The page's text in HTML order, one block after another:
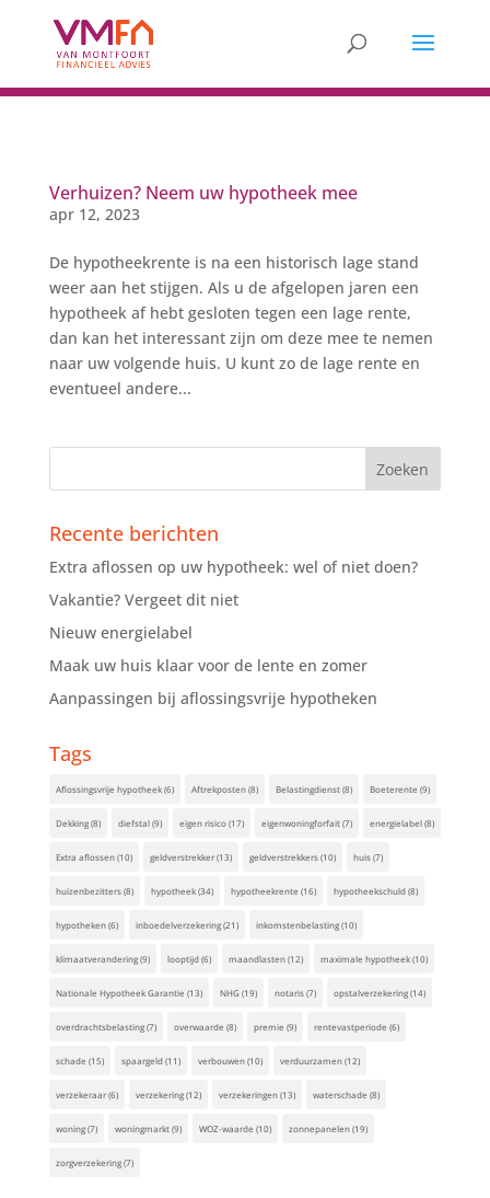
Verhuizen? Neem uw hypotheek mee
apr 12, 2023
De hypotheekrente is na een historisch lage stand
weer aan het stijgen. Als u de afgelopen jaren een
hypotheek af hebt gesloten tegen een lage rente,
dan kan het interessant zijn om deze mee te nemen
naar uw volgende huis. U kunt zo de lage rente en
eventueel andere...
Recente berichten
Extra aflossen op uw hypotheek: wel of niet doen?
Vakantie? Vergeet dit niet
Nieuw energielabel
Maak uw huis klaar voor de lente en zomer
Aanpassingen bij aflossingsvrije hypotheken
Tags
Aflossingsvrije hypotheek(6) Aftrekposten(8) Belastingdienst(8) Boeterente (9)
Dekking(8) diefstal(9) eigen risico(17) eigenwoningforfait(7) energielabel(8)
Extra aflossen(10) geldverstrekker(13) geldverstrekkers(10) huis(7)
huizenbezitters(8) hypotheek(34) hypotheekrente (16) hypotheekschuld(8)
hypotheken(6) inboedelverzekering(21) inkomstenbelasting(10)
klimaatverandering(9) looptijd(6) maandlasten(12) maximale hypotheek(10)
Nationale Hypotheek Garantie (13) NHG(19) notaris(7) opstalverzekering(14)
overdrachtsbelasting(7) overwaarde (8) premie (9) rentevastperiode (6)
schade (15) spaargeld(11) verbouwen(10) verduurzamen(12)
verzekeraar(6) verzekering(12) verzekeringen(13) waterschade (8)
woning(7) woningmarkt(9) WOZ-waarde (10) zonnepanelen(19)
zorgverzekering(7)